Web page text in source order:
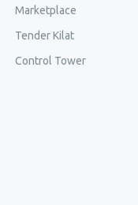
Marketplace
Tender Kilat
Control Tower